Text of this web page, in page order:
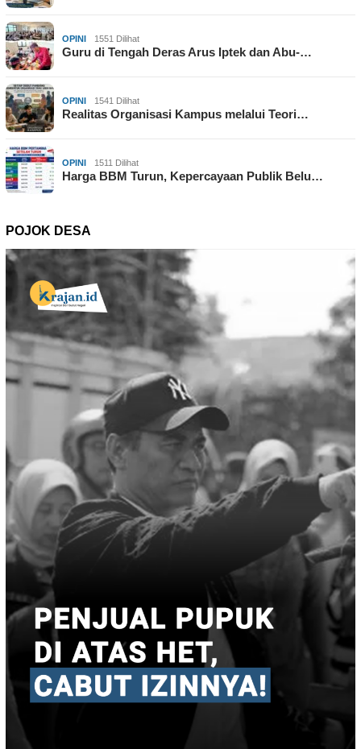
OPINI 1551 Dilihat
Guru di Tengah Deras Arus Iptek dan Abu-…
OPINI 1541 Dilihat
Realitas Organisasi Kampus melalui Teori…
OPINI 1511 Dilihat
Harga BBM Turun, Kepercayaan Publik Belu…
POJOK DESA